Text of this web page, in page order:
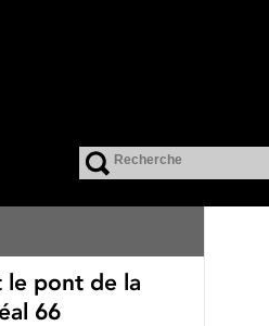
le pont de la
66